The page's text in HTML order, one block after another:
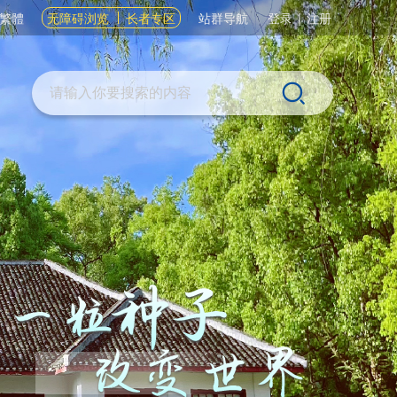
繁體 无障碍浏览 长者专区 站群导航 登录|注册